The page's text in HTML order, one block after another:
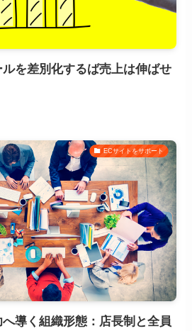
を差別化するば売上は伸ばせ
ECサイトをサポート
導く組織形態：店長制と全員